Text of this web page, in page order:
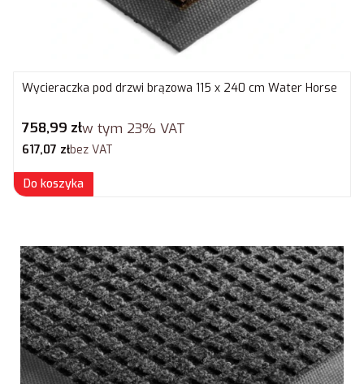
Wycieraczka pod drzwi brązowa 115 x 240 cm Water Horse
Cena brutto
758,99 złw tym 23% VAT
Cena netto
617,07 złbez VAT
Do koszyka